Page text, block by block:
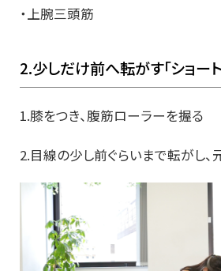
・上腕三頭筋
2.少しだけ前へ転がす「ショー
1.膝をつき、腹筋ローラーを握る
2.目線の少し前ぐらいまで転がし